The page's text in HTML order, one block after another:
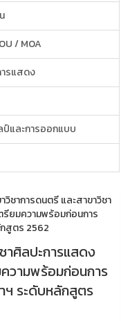
/ MOA
รแสดง
ป์และการออกแบบ
วิชาการดนตรี และสาขาวิชา
รียมความพร้อมก่อนการ
สูตร 2562
าศิลปะการแสดง
ความพร้อมก่อนการ
ฯ ระดับหลักสูตร